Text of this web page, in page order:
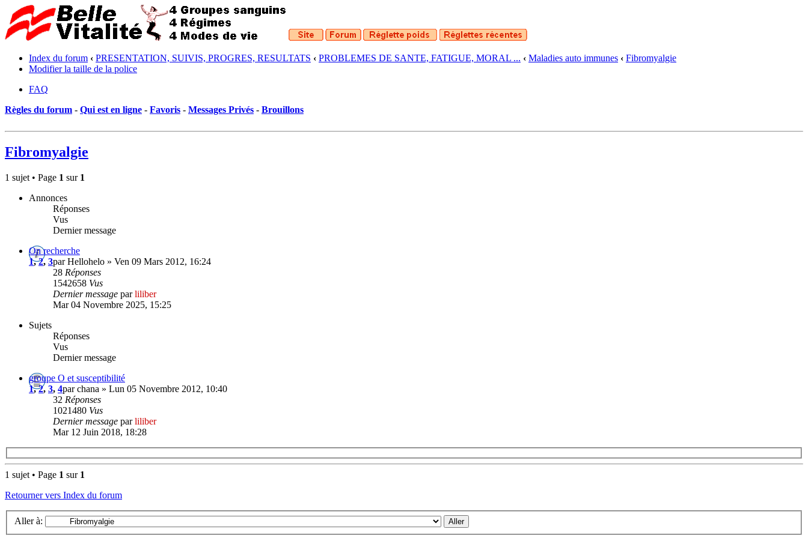
Index du forum ‹ PRESENTATION, SUIVIS, PROGRES, RESULTATS ‹ PROBLEMES DE SANTE, FATIGUE, MORAL ... ‹ Maladies auto immunes ‹ Fibromyalgie
Modifier la taille de la police
FAQ
Règles du forum - Qui est en ligne - Favoris - Messages Privés - Brouillons
Fibromyalgie
1 sujet • Page 1 sur 1
Annonces
Réponses
Vus
Dernier message
On recherche
1,2, 3par Hellohelo » Ven 09 Mars 2012, 16:24
28 Réponses
1542658 Vus
Dernier message parliliber
Mar 04 Novembre 2025, 15:25
Sujets
Réponses
Vus
Dernier message
groupe O et susceptibilité
1,2, 3, 4par chana » Lun 05 Novembre 2012, 10:40
32 Réponses
1021480 Vus
Dernier message parliliber
Mar 12 Juin 2018, 18:28
1 sujet • Page 1 sur 1
Retourner vers Index du forum
Aller à: